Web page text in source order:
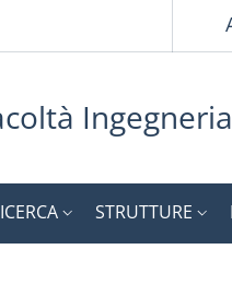
STRUTTURE